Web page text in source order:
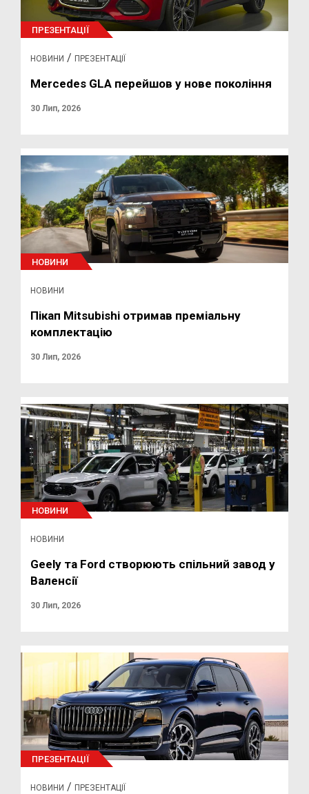
ПРЕЗЕНТАЦІЇ
НОВИНИ / ПРЕЗЕНТАЦІЇ
Mercedes GLA перейшов у нове покоління
30 Лип, 2026
НОВИНИ
НОВИНИ
Пікап Mitsubishi отримав преміальну
комплектацію
30 Лип, 2026
НОВИНИ
НОВИНИ
Geely та Ford створюють спільний завод у
Валенсії
30 Лип, 2026
ПРЕЗЕНТАЦІЇ
НОВИНИ / ПРЕЗЕНТАЦІЇ